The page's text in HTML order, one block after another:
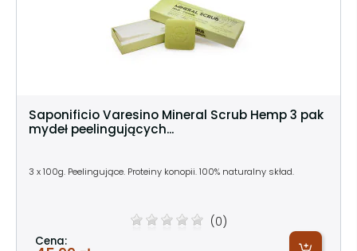
Saponificio Varesino Mineral Scrub Hemp 3 pak
mydeł peelingujących...
3 x 100g. Peelingujące. Proteiny konopii. 100% naturalny skład.
(0)
Cena: